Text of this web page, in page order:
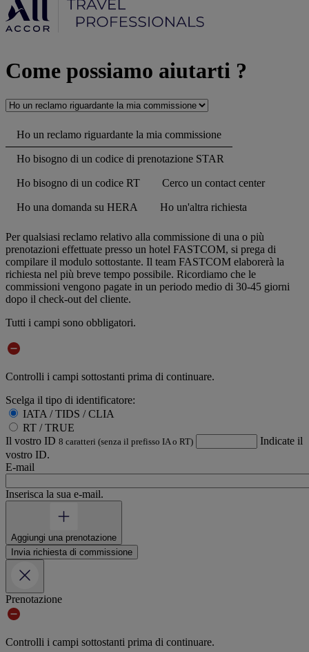
Come possiamo aiutarti ?
Ho un reclamo riguardante la mia commissione
Ho bisogno di un codice di prenotazione STAR
Ho bisogno di un codice RT Cerco un contact center
Ho una domanda su HERA Ho un'altra richiesta
Per qualsiasi reclamo relativo alla commissione di una o più
prenotazioni effettuate presso un hotel FASTCOM, si prega di
compilare il modulo sottostante. Il team FASTCOM elaborerà la
richiesta nel più breve tempo possibile. Ricordiamo che le
commissioni vengono pagate in un periodo medio di 30-45 giorni
dopo il check-out del cliente.
Tutti i campi sono obbligatori.
Controlli i campi sottostanti prima di continuare.
Scelga il tipo di identificatore:
IATA / TIDS / CLIA
RT / TRUE
Il vostro ID 8 caratteri (senza il prefisso IA o RT)
Indicate il
vostro ID.
E-mail
Inserisca la sua e-mail.
Aggiungi una prenotazione
Invia richiesta di commissione
Prenotazione
Controlli i campi sottostanti prima di continuare.